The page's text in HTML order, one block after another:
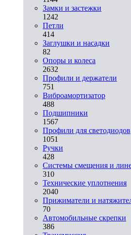
Замки и застежки
1242
Петли
414
Заглушки и насадки
82
Опоры и колеса
2632
Профили и держатели
751
Виброамортизатор
488
Подшипники
1567
Профили для светодиодов
1051
Ручки
428
Системы смещения и
310
Технические уплотнения
2040
Прижиматели и
70
Автомобильные скрепки
386